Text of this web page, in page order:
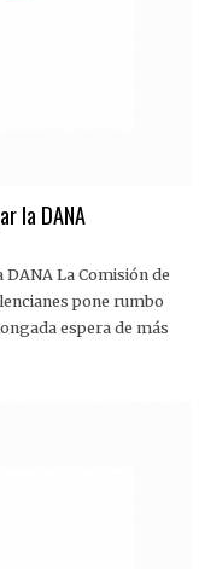
la DANA
La Comisión de
pone rumbo
espera de más